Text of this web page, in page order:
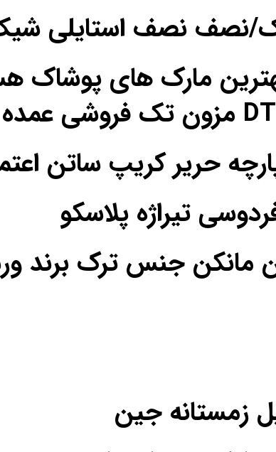
نصف نصف استایلی
مارک های پوشاک
تیراژه پلاسکو
مانکن جنس ترک برند
زمستانه جین